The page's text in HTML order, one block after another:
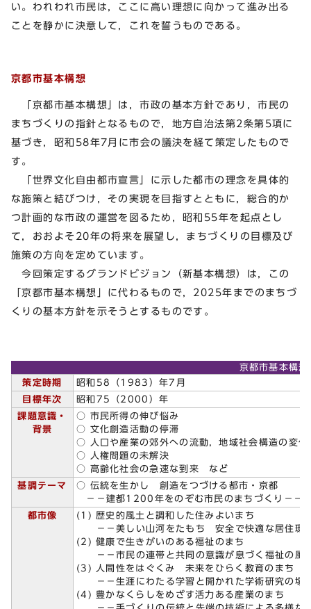
い。われわれ市民は，ここに高い理想に向かって進み出る
ことを静かに決意して，これを誓うものである。
京都市基本構想
「京都市基本構想」は，市政の基本方針であり，市民の
まちづくりの指針となるもので，地方自治法第2条第5項に
基づき，昭和58年7月に市会の議決を経て策定したもので
す。
「世界文化自由都市宣言」に示した都市の理念を具体的
な施策と結びつけ，その実現を目指すとともに，総合的か
つ計画的な市政の運営を図るため，昭和55年を起点とし
て，おおよそ20年の将来を展望し，まちづくりの目標及び
施策の方向を定めています。
今回策定するグランドビジョン（新基本構想）は，この
「京都市基本構想」に代わるもので，2025年までのまちづ
くりの基本方針を示そうとするものです。
京都市基本構想
策定時期
昭和58（1983）年7月
目標年次
昭和75（2000）年
課題意識・
背景
○ 市民所得の伸び悩み
○ 文化創造活動の停滞
○ 人口や産業の郊外への流動，地域社会構造の変化
○ 人権問題の未解決
○ 高齢化社会の急速な到来 など
基調テーマ
○ 伝統を生かし 創造をつづける都市・京都
－－建都1200年をのぞむ市民のまちづくり－－
都市像
(1) 歴史的風土と調和した住みよいまち
－－美しい山河をたもち 安全で快適な居住環
(2) 健康で生きがいのある福祉のまち
－－市民の連帯と共同の意識が息づく福祉の風
(3) 人間性をはぐくみ 未来をひらく教育のまち
－－生涯にわたる学習と開かれた学術研究の場
(4) 豊かなくらしをめざす活力ある産業のまち